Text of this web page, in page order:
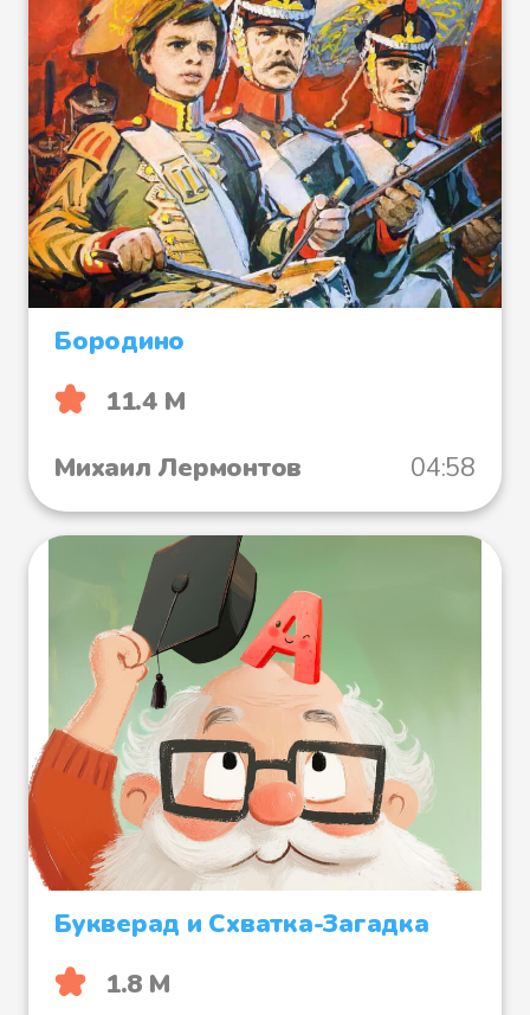
Бородино
11.4 М
Михаил Лермонтов
04:58
Букверад и Схватка-Загадка
1.8 М